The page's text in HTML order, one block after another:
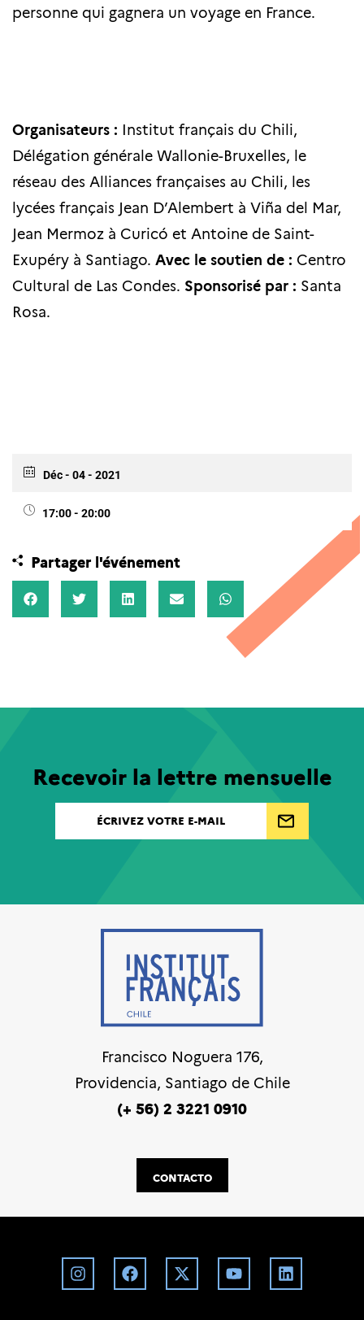
personne qui gagnera un voyage en France.
Organisateurs : Institut français du Chili,
Délégation générale Wallonie-Bruxelles, le
réseau des Alliances françaises au Chili, les
lycées français Jean D’Alembert à Viña del Mar,
Jean Mermoz à Curicó et Antoine de Saint-
Exupéry à Santiago. Avec le soutien de : Centro
Cultural de Las Condes. Sponsorisé par : Santa
Rosa.
Déc - 04 - 2021
17:00 - 20:00
Partager l'événement
Recevoir la lettre mensuelle
Francisco Noguera 176,
Providencia, Santiago de Chile
(+ 56) 2 3221 0910
CONTACTO